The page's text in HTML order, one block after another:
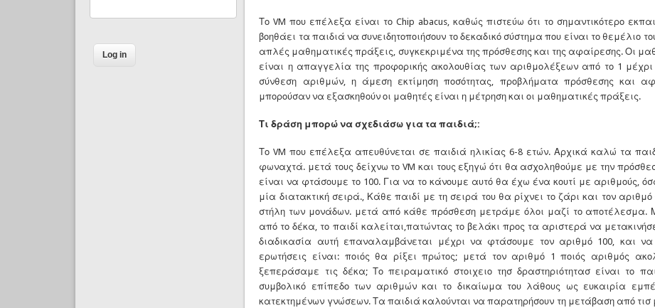
Το VM που επέλεξα είναι το Chip abacus, καθώς πιστεύω ότι το σημαντικότερο
βοηθάει τα παιδιά να συνειδητοποιήσουν το δεκαδικό σύστημα που είναι το θεμέλιο
απλές μαθηματικές πράξεις, συγκεκριμένα της πρόσθεσης και της αφαίρεσης. Οι
είναι η απαγγελία της προφορικής ακολουθίας των αριθμολέξεων από το 1 μέχρι
σύνθεση αριθμών, η άμεση εκτίμηση ποσότητας, προβλήματα πρόσθεσης και
μπορούσαν να εξασκηθούν οι μαθητές είναι η μέτρηση και οι μαθηματικές πράξεις.
Τι δράση μπορώ να σχεδιάσω για τα παιδιά;:
Το VM που επέλεξα απευθύνεται σε παιδιά ηλικίας 6-8 ετών. Αρχικά καλώ τα
φωναχτά. μετά τους δείχνω το VM και τους εξηγώ ότι θα ασχοληθούμε με την
είναι να φτάσουμε το 100. Για να το κάνουμε αυτό θα έχω ένα κουτί με αριθμούς,
μία διατακτική σειρά., Κάθε παιδί με τη σειρά του θα ρίχνει το ζάρι και τον
στήλη των μονάδων. μετά από κάθε πρόσθεση μετράμε όλοι μαζί το αποτέλεσμα.
από το δέκα, το παιδί καλείται,πατώντας το βελάκι προς τα αριστερά να
διαδικασία αυτή επαναλαμβάνεται μέχρι να φτάσουμε τον αριθμό 100, και να
ερωτήσεις είναι: ποιός θα ρίξει πρώτος; μετά τον αριθμό 1 ποιός αριθμός
ξεπεράσαμε τις δέκα; Το πειραματικό στοιχειο τησ δραστηριότητασ είναι το
συμβολικό επίπεδο των αριθμών και το δικαίωμα του λάθους ως ευκαιρία
κατεκτημένων γνώσεων. Τα παιδιά καλούνται να παρατηρήσουν τη μετάβαση από